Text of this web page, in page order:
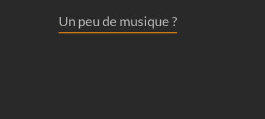
Un peu de musique ?